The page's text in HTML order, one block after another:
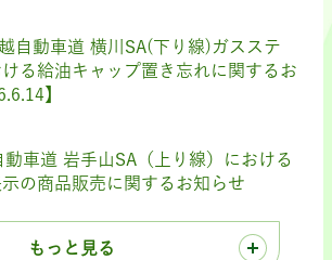
自動車道 横川SA(下り線)ガスステ
る給油キャップ置き忘れに関するお
】
動車道 岩手山SA（上り線）における
の商品販売に関するお知らせ
もっと見る